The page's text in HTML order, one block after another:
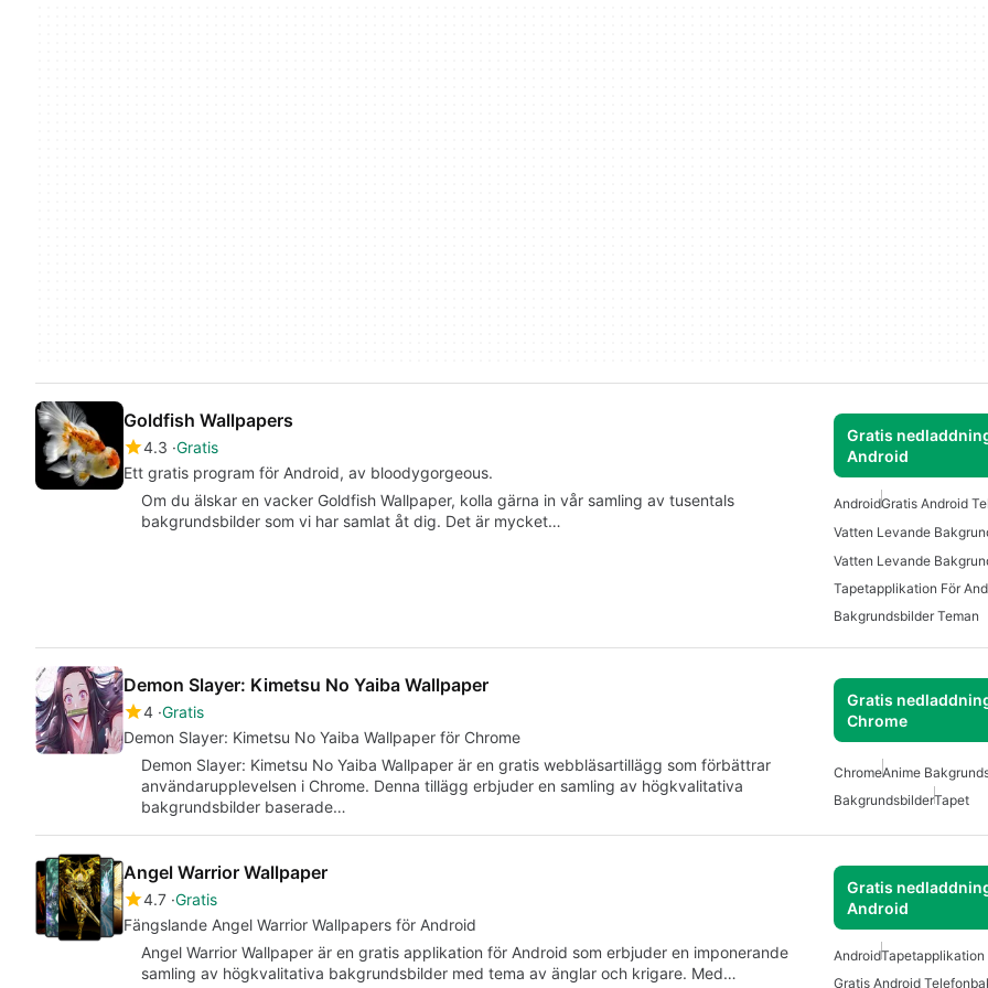
Goldfish Wallpapers
4.3 Gratis
Ett gratis program för Android, av bloodygorgeous.
Gratis
Android
Om du älskar en vacker Goldfish Wallpaper, kolla gärna in vår samling av tusentals
bakgrundsbilder som vi har samlat åt dig. Det är mycket…
AndroidGratis Android
Vatten Levande
Tapetapplikation För
Bakgrundsbilder Teman
Demon Slayer: Kimetsu No Yaiba Wallpaper
4 Gratis
Demon Slayer: Kimetsu No Yaiba Wallpaper för Chrome
Gratis
Chrome
Demon Slayer: Kimetsu No Yaiba Wallpaper är en gratis webbläsartillägg som förbättrar
användarupplevelsen i Chrome. Denna tillägg erbjuder en samling av högkvalitativa
bakgrundsbilder baserade…
ChromeAnime
BakgrundsbilderTapet
Angel Warrior Wallpaper
4.7 Gratis
Fängslande Angel Warrior Wallpapers för Android
Gratis
Android
Angel Warrior Wallpaper är en gratis applikation för Android som erbjuder en imponerande
samling av högkvalitativa bakgrundsbilder med tema av änglar och krigare. Med…
AndroidTapetapplikation
Gratis Android